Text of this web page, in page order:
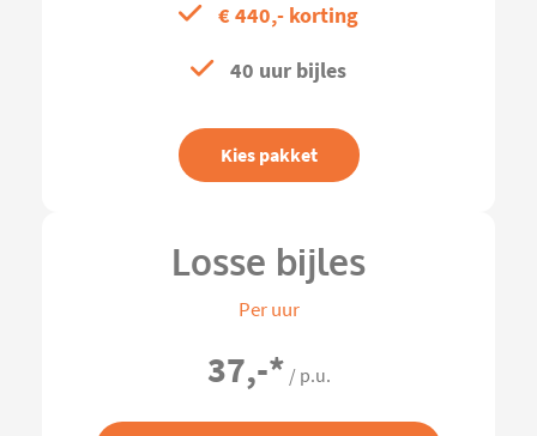
€ 440,- korting
40 uur bijles
Kies pakket
Losse bijles
Per uur
37,-* / p.u.